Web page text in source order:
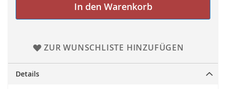
In den Warenkorb
ZUR WUNSCHLISTE HINZUFÜGEN
Details